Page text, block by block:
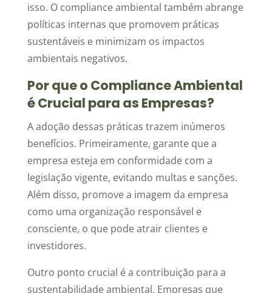
isso. O compliance ambiental também abrange
políticas internas que promovem práticas
sustentáveis e minimizam os impactos
ambientais negativos.
Por que o Compliance Ambiental
é Crucial para as Empresas?
A adoção dessas práticas trazem inúmeros
benefícios. Primeiramente, garante que a
empresa esteja em conformidade com a
legislação vigente, evitando multas e sanções.
Além disso, promove a imagem da empresa
como uma organização responsável e
consciente, o que pode atrair clientes e
investidores.
Outro ponto crucial é a contribuição para a
sustentabilidade ambiental. Empresas que